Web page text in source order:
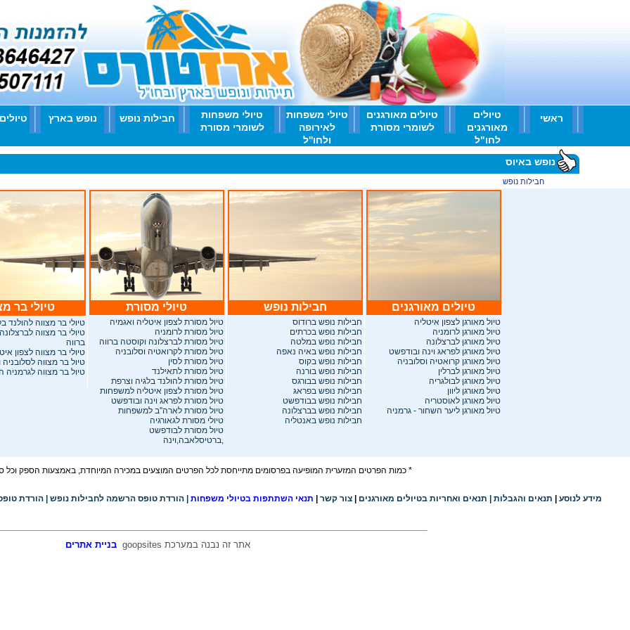
ראשי
טיולים
מאורגנים
לחו"ל
טיולים מאורגנים
לשומרי מסורת
טיולי משפחות
לאירופה
ולחו''ל
טיולי משפחות
לשומרי מסורת
חבילות נופש נופש בארץ
נופש באיוס
חבילות נופש
טיולים מאורגנים
טיול מאורגן לצפון איטליה
טיול מאורגן לרומניה
טיול מאורגן לברצלונה
טיול מאורגן לפראג וינה ובודפשט
טיול מאורגן קרואטיה וסלובניה
טיול מאורגן לברלין
טיול מאורגן לבולגריה
טיול מאורגן ליוון
טיול מאורגן לאוסטריה
טיול מאורגן ליער השחור - גרמניה
חבילות נופש
חבילות נופש ברודוס
חבילות נופש בכרתים
חבילות נופש במלטה
חבילות נופש באיה נאפה
חבילות נופש בקוס
חבילות נופש בורנה
חבילות נופש בבורגס
חבילות נופש בפראג
חבילות נופש בבודפשט
חבילות נופש בברצלונה
חבילות נופש באנטליה
טיולי מסורת
טיול מסורת לצפון איטליה ואגמיה
טיול מסורת לרומניה
טיול מסורת לברצלונה וקוסטה ברווה
טיול מסורת לקרואטיה וסלובניה
טיול מסורת לסין
טיול מסורת לתאילנד
טיול מסורת להולנד בלגיה וצרפת
טיול מסורת לצפון איטליה למשפחות
טיול מסורת לפראג וינה ובודפשט
טיול מסורת לארה''ב למשפחות
טיולי מסורת לגאורגיה
טיול מסורת לבודפשט
,ברטיסלאבה,וינה
טיולי בר
טיולי בר מצווה להולנד
טיולי בר מצווה
ברווה
טיולי בר מצווה לצפון
טיול בר מצווה לסלובניה
טיול בר מצווה לגרמניה
* כמות הפרטים המזערית המופיעה בפרסומים מתייחסת לכל הפרטים המוצעים במכירה המיוחדת, באמצעות הספק וכל
מידע לנוסע תנאים והגבלות תנאים ואחריות בטיולים מאורגנים |צור קשר תנאי השתתפות בטיולי משפחות הורדת טופס הרשמה לחבילות נופש הורדת
אתר זה נבנה במערכת goopsites בניית אתרים